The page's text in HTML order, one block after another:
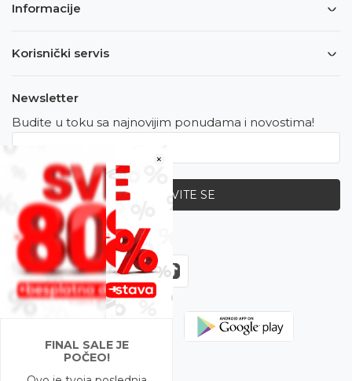
×
FINAL SALE JE
POČEO!
Informacije
Korisnički servis
Newsletter
Budite u toku sa najnovijim ponudama i novostima!
PRIJAVITE SE
Zapratite nas